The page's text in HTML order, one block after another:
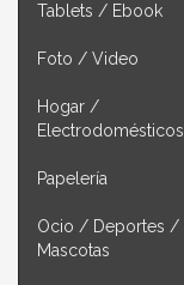
Tablets / Ebook
Foto / Video
Hogar /
Electrodomésticos
Papelería
Ocio / Deportes /
Mascotas